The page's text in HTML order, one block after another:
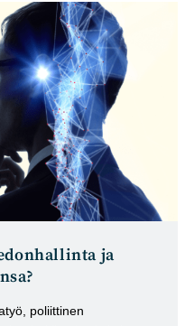
ja
poliittinen